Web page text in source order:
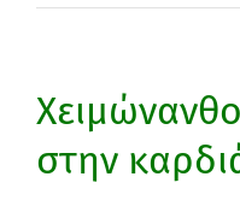
στην